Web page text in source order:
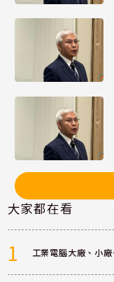
大家都在看
1 工業電腦大廠、小